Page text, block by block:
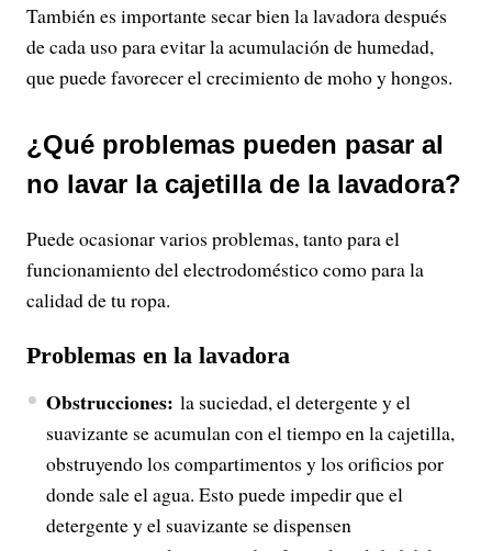
a
y
i
d
e
También es importante secar bien la lavadora después
de cada uso para evitar la acumulación de humedad,
que puede favorecer el crecimiento de moho y hongos.
¿Qué problemas pueden pasar al
no lavar la cajetilla de la lavadora?
Puede ocasionar varios problemas, tanto para el
funcionamiento del electrodoméstico como para la
calidad de tu ropa.
Problemas en la lavadora
Obstrucciones: la suciedad, el detergente y el
suavizante se acumulan con el tiempo en la cajetilla,
obstruyendo los compartimentos y los orificios por
donde sale el agua. Esto puede impedir que el
detergente y el suavizante se dispensen